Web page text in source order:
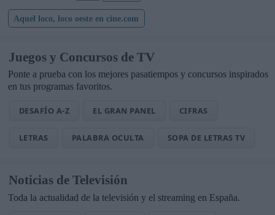
Aquel loco, loco oeste en cine.com
Juegos y Concursos de TV
Ponte a prueba con los mejores pasatiempos y concursos inspirados
en tus programas favoritos.
DESAFÍO A-Z EL GRAN PANEL CIFRAS
LETRAS PALABRA OCULTA SOPA DE LETRAS TV
Noticias de Televisión
Toda la actualidad de la televisión y el streaming en España.